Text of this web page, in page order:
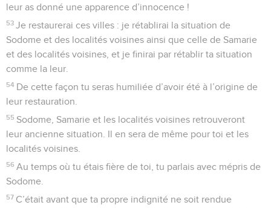
leur as donné une apparence d’innocence !
53 Je restaurerai ces villes : je rétablirai la situation de
Sodome et des localités voisines ainsi que celle de Samarie
et des localités voisines, et je finirai par rétablir ta situation
comme la leur.
54 De cette façon tu seras humiliée d’avoir été à l’origine de
leur restauration.
55 Sodome, Samarie et les localités voisines retrouveront
leur ancienne situation. Il en sera de même pour toi et les
localités voisines.
56 Au temps où tu étais fière de toi, tu parlais avec mépris de
Sodome.
57 C’était avant que ta propre indignité ne soit rendue